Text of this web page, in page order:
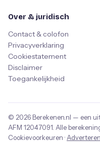
Over & juridisch
Contact & colofon
Privacyverklaring
Cookiestatement
Disclaimer
Toegankelijkheid
© 2026 Berekenen.nl — een
AFM 12047091 . Alle
Cookievoorkeuren · Adverteren